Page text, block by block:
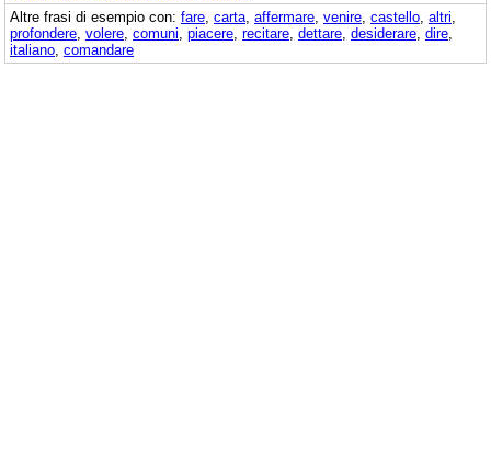
Altre frasi di esempio con: fare carta affermare venire castello altri
profondere volere comuni piacere recitare dettare desiderare dire
italiano comandare